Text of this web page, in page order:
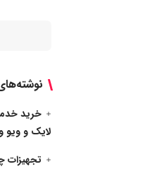
خرید
لایک و ویو
تجهیزات